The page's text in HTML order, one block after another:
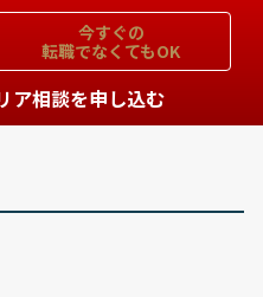
今すぐの
転職でなくてもOK
ア相談を申し込む